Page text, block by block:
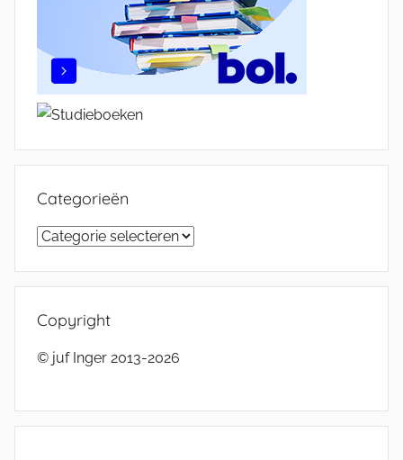
Categorieën
Categorieën
Copyright
© juf Inger 2013-2026